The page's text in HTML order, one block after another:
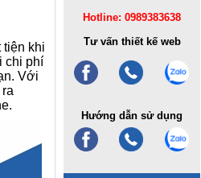
tiện khi
chi phí
Với
Hotline: 0989383638
Tư vấn thiết kế web
Hướng dẫn sử dụng